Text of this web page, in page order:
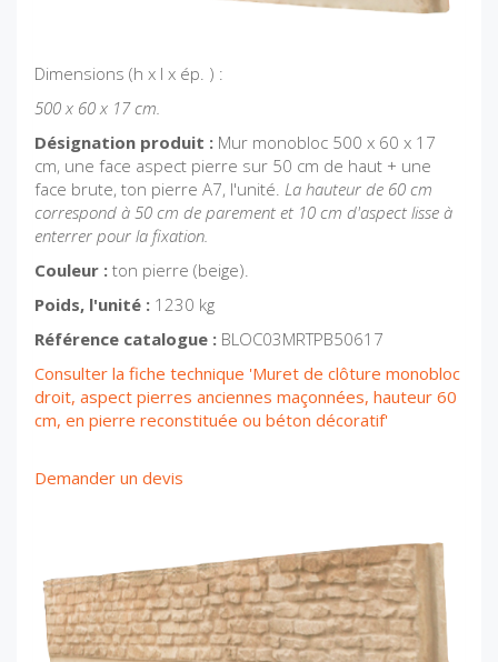
Dimensions (h x l x ép. ) :
500 x 60 x 17 cm.
Désignation produit : Mur monobloc 500 x 60 x 17
cm, une face aspect pierre sur 50 cm de haut + une
face brute, ton pierre A7, l'unité. La hauteur de 60 cm
correspond à 50 cm de parement et 10 cm d'aspect lisse à
enterrer pour la fixation.
Couleur : ton pierre (beige).
Poids, l'unité : 1230 kg
Référence catalogue : BLOC03MRTPB50617
Consulter la fiche technique 'Muret de clôture monobloc
droit, aspect pierres anciennes maçonnées, hauteur 60
cm, en pierre reconstituée ou béton décoratif'
Demander un devis